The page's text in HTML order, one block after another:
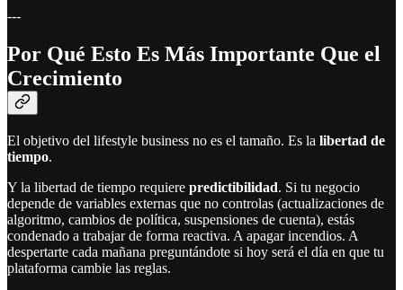
---
Por Qué Esto Es Más Importante Que el
Crecimiento
El objetivo del lifestyle business no es el tamaño. Es la libertad de
tiempo.
Y la libertad de tiempo requiere predictibilidad. Si tu negocio
depende de variables externas que no controlas (actualizaciones de
algoritmo, cambios de política, suspensiones de cuenta), estás
condenado a trabajar de forma reactiva. A apagar incendios. A
despertarte cada mañana preguntándote si hoy será el día en que tu
plataforma cambie las reglas.